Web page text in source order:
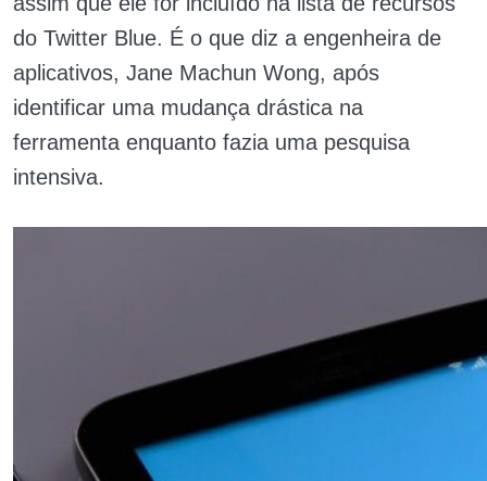
do Twitter Blue. É o que diz a engenheira de
aplicativos, Jane Machun Wong, após
identificar uma mudança drástica na
ferramenta enquanto fazia uma pesquisa
intensiva.